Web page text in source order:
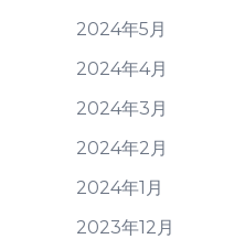
2024年5月
2024年4月
2024年3月
2024年2月
2024年1月
2023年12月